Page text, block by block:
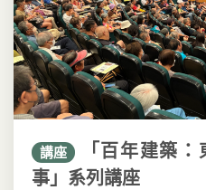
講座
「百年建築
事」系列講座